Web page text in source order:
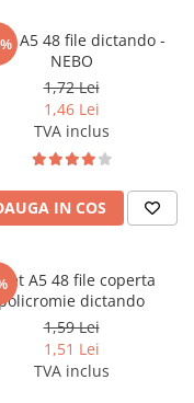
A5 48 file dictando -
NEBO
1,72 Lei
1,46 Lei
TVA inclus
IN COS
A5 48 file coperta
dictando
1,59 Lei
1,51 Lei
TVA inclus